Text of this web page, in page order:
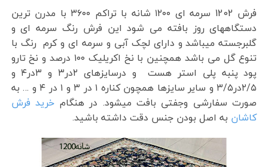
فرش 1202 سرمه ای ۱۲۰۰ شانه با تراکم ۳۶۰۰ با مدرن ترین
دستگاههای روز بافته می شود این فرش رنگ سرمه ای و
گلبرجسته میباشد و دارای لچک آبی و سرمه ای و کرم رنگ با
تنوع گل می باشد همچنین با نخ اکریلیک ۱۰۰ درصد و نخ تارو
پود پنبه پلی استر هست و درسایزهای ۲در۳ و ۳در۴ و
۲/۵در۳/۵ و سایر سایزها همچون کناره ۱ در ۳ و ۱ در ۴ و … به
صورت سفارشی وجفتی بافت میشود. در هنگام خرید فرش
کاشان به اصل بودن جنس دقت داشته باشید.